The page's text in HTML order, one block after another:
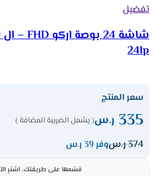
تفضيل
24lp
سعر المنتج
335 ر.س( يشمل الضريبة المضافة )
374ر.سوفر 39 ر.س
قسّمها على طريقتك، اشترِ